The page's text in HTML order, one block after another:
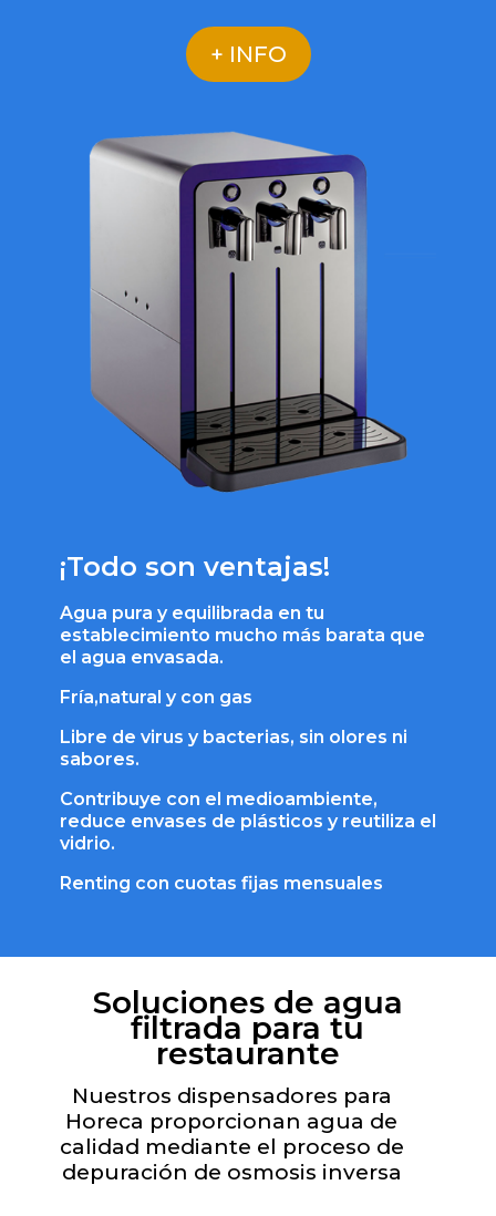
+ INFO
¡Todo son ventajas!
Agua pura y equilibrada en tu
establecimiento mucho más barata que
el agua envasada.
Fría,natural y con gas
Libre de virus y bacterias, sin olores ni
sabores.
Contribuye con el medioambiente,
reduce envases de plásticos y reutiliza el
vidrio.
Renting con cuotas fijas mensuales
Soluciones de agua
filtrada para tu
restaurante
Nuestros dispensadores para
Horeca proporcionan agua de
calidad mediante el proceso de
depuración de osmosis inversa